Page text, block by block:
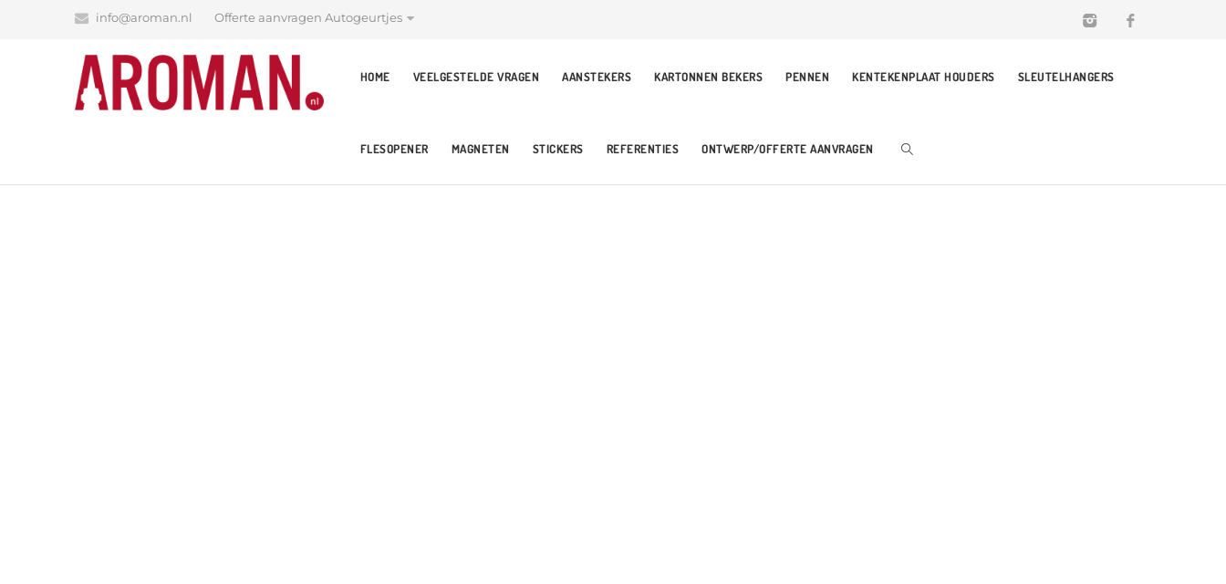
info@aroman.nl Offerte aanvragen Autogeurtjes
HOME VEELGESTELDE VRAGEN AANSTEKERS KARTONNEN BEKERS PENNEN KENTEKENPLAAT HOUDERS SLEUTELHANGERS
FLESOPENER MAGNETEN STICKERS REFERENTIES ONTWERP/OFFERTE AANVRAGEN